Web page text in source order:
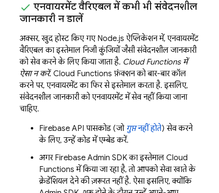
एनवायरमेंट वैरिएबल में कभी भी संवेदनशील
जानकारी न डालें
अक्सर, खुद होस्ट किए गए Node.js ऐप्लिकेशन में, एनवायरमेंट
वैरिएबल का इस्तेमाल निजी कुंजियों जैसी संवेदनशील जानकारी
को सेव करने के लिए किया जाता है. Cloud Functionsमें
ऐसा न करें. Cloud Functions फ़ंक्शन को बार-बार कॉल
करने पर, एनवायरमेंट का फिर से इस्तेमाल करता है. इसलिए,
संवेदनशील जानकारी को एनवायरमेंट में सेव नहीं किया जाना
चाहिए.
Firebase API पासकोड (जो गुप्तनहीं होते) सेव करने
के लिए, उन्हें कोड में एम्बेड करें.
अगर Firebase Admin SDKका इस्तेमाल Cloud
Functions में किया जा रहा है, तो आपको सेवा खाते के
क्रेडेंशियल देने की ज़रूरत नहीं है. ऐसा इसलिए, क्योंकि